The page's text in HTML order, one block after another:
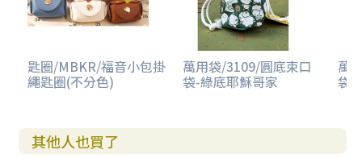
匙圈/MBKR/福音小包掛
繩匙圈(不分色)
萬用袋/3109/圓底束口
袋-綠底耶穌哥家
萬
袋-
其他人也買了